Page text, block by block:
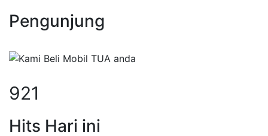
Pengunjung
921
Hits Hari ini